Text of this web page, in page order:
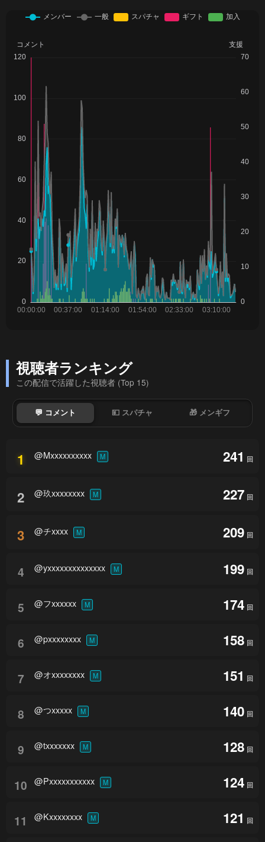
視聴者ランキング
この配信で活躍した視聴者 (Top 15)
💬 コメント 💴 スパチャ 🎁 メンギフ
1 @Mxxxxxxxxxx M 241 回
2 @玖xxxxxxxx M 227 回
3 @チxxxx M 209 回
4 @yxxxxxxxxxxxxxx M 199 回
5 @フxxxxxx M 174 回
6 @pxxxxxxxx M 158 回
7 @オxxxxxxxx M 151 回
8 @つxxxxx M 140 回
9 @txxxxxxx M 128 回
10 @Pxxxxxxxxxxx M 124 回
11 @Kxxxxxxxx M 121 回